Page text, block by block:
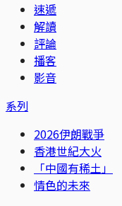
速遞
解讀
評論
播客
影音
系列
2026伊朗戰爭
香港世紀大火
「中國有稀土」
情色的未來